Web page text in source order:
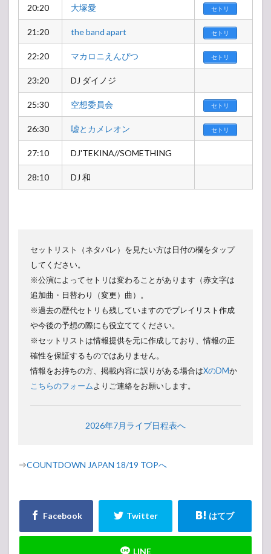
20:20 大塚愛 セトリ
21:20 the band apart セトリ
22:20 マカロニえんぴつ セトリ
23:20 DJ ダイノジ
25:30 空想委員会 セトリ
26:30 嘘とカメレオン セトリ
27:10 DJ'TEKINA//SOMETHING
28:10 DJ 和
セットリスト（ネタバレ）を見たい方は日付の欄をタップ
してください。
※公演によってセトリは変わることがあります（赤文字は
追加曲・日替わり（変更）曲）。
※過去の歴代セトリも残していますのでプレイリスト作成
や今後の予想の際にも役立ててください。
※セットリストは情報提供を元に作成しており、情報の正
確性を保証するものではありません。
情報をお持ちの方、掲載内容に誤りがある場合はXのDMか
こちらのフォームよりご連絡をお願いします。
2026年7月ライブ日程表へ
⇒COUNTDOWN JAPAN 18/19 TOPへ